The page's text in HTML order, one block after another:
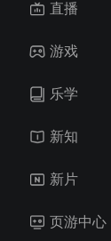
直播
游戏
乐学
新知
新片
页游中心